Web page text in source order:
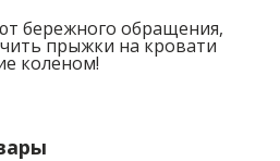
бережного обращения,
прыжки на кровати
коленом!